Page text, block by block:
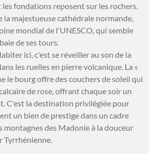
fondations reposent sur les rochers.
la majestueuse cathédrale normande,
mondial de l'UNESCO, qui semble
de ses tours.
ici, c'est se réveiller au son de la
les ruelles en pierre volcanique. La «
le bourg offre des couchers de soleil qui
de rose, offrant chaque soir un
C'est la destination privilégiée pour
un bien de prestige dans un cadre
montagnes des Madonie à la douceur
Tyrrhénienne.